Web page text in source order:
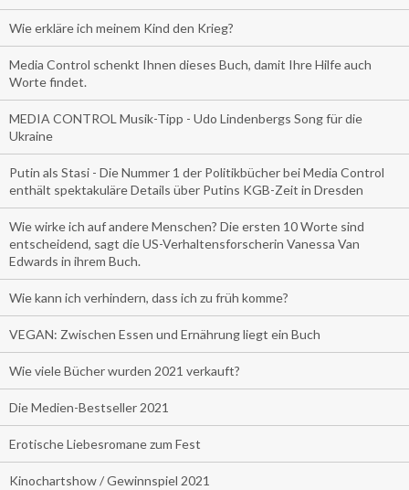
Wie erkläre ich meinem Kind den Krieg?
Media Control schenkt Ihnen dieses Buch, damit Ihre Hilfe auch
Worte findet.
MEDIA CONTROL Musik-Tipp - Udo Lindenbergs Song für die
Ukraine
Putin als Stasi - Die Nummer 1 der Politikbücher bei Media Control
enthält spektakuläre Details über Putins KGB-Zeit in Dresden
Wie wirke ich auf andere Menschen? Die ersten 10 Worte sind
entscheidend, sagt die US-Verhaltensforscherin Vanessa Van
Edwards in ihrem Buch.
Wie kann ich verhindern, dass ich zu früh komme?
VEGAN: Zwischen Essen und Ernährung liegt ein Buch
Wie viele Bücher wurden 2021 verkauft?
Die Medien-Bestseller 2021
Erotische Liebesromane zum Fest
Kinochartshow / Gewinnspiel 2021